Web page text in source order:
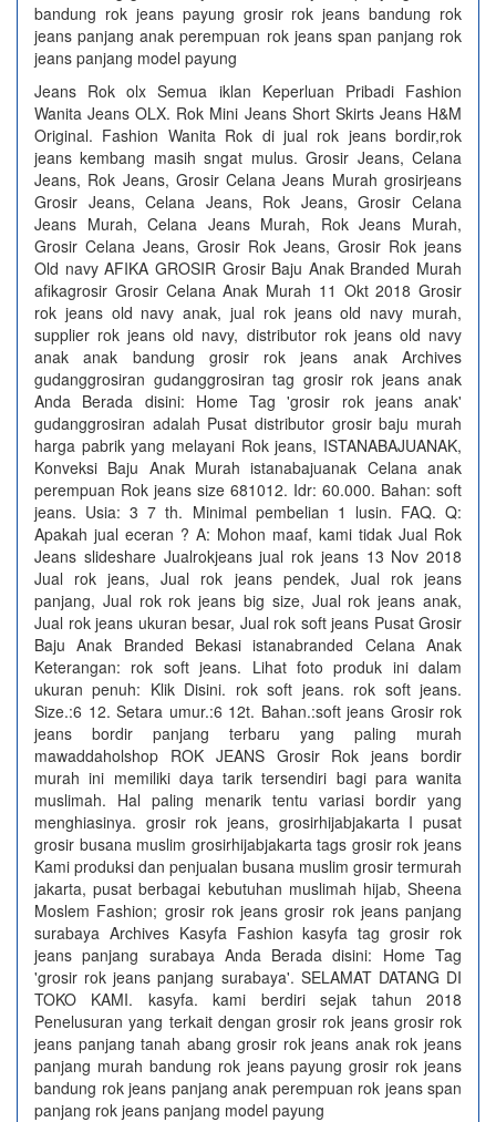
bandung rok jeans payung grosir rok jeans bandung rok
jeans panjang anak perempuan rok jeans span panjang rok
jeans panjang model payung
Jeans Rok olx Semua iklan Keperluan Pribadi Fashion
Wanita Jeans OLX. Rok Mini Jeans Short Skirts Jeans H&M
Original. Fashion Wanita Rok di jual rok jeans bordir,rok
jeans kembang masih sngat mulus. Grosir Jeans, Celana
Jeans, Rok Jeans, Grosir Celana Jeans Murah grosirjeans
Grosir Jeans, Celana Jeans, Rok Jeans, Grosir Celana
Jeans Murah, Celana Jeans Murah, Rok Jeans Murah,
Grosir Celana Jeans, Grosir Rok Jeans, Grosir Rok jeans
Old navy AFIKA GROSIR Grosir Baju Anak Branded Murah
afikagrosir Grosir Celana Anak Murah 11 Okt 2018 Grosir
rok jeans old navy anak, jual rok jeans old navy murah,
supplier rok jeans old navy, distributor rok jeans old navy
anak anak bandung grosir rok jeans anak Archives
gudanggrosiran gudanggrosiran tag grosir rok jeans anak
Anda Berada disini: Home Tag 'grosir rok jeans anak'
gudanggrosiran adalah Pusat distributor grosir baju murah
harga pabrik yang melayani Rok jeans, ISTANABAJUANAK,
Konveksi Baju Anak Murah istanabajuanak Celana anak
perempuan Rok jeans size 681012. Idr: 60.000. Bahan: soft
jeans. Usia: 3 7 th. Minimal pembelian 1 lusin. FAQ. Q:
Apakah jual eceran ? A: Mohon maaf, kami tidak Jual Rok
Jeans slideshare Jualrokjeans jual rok jeans 13 Nov 2018
Jual rok jeans, Jual rok jeans pendek, Jual rok jeans
panjang, Jual rok rok jeans big size, Jual rok jeans anak,
Jual rok jeans ukuran besar, Jual rok soft jeans Pusat Grosir
Baju Anak Branded Bekasi istanabranded Celana Anak
Keterangan: rok soft jeans. Lihat foto produk ini dalam
ukuran penuh: Klik Disini. rok soft jeans. rok soft jeans.
Size.:6 12. Setara umur.:6 12t. Bahan.:soft jeans Grosir rok
jeans bordir panjang terbaru yang paling murah
mawaddaholshop ROK JEANS Grosir Rok jeans bordir
murah ini memiliki daya tarik tersendiri bagi para wanita
muslimah. Hal paling menarik tentu variasi bordir yang
menghiasinya. grosir rok jeans, grosirhijabjakarta I pusat
grosir busana muslim grosirhijabjakarta tags grosir rok jeans
Kami produksi dan penjualan busana muslim grosir termurah
jakarta, pusat berbagai kebutuhan muslimah hijab, Sheena
Moslem Fashion; grosir rok jeans grosir rok jeans panjang
surabaya Archives Kasyfa Fashion kasyfa tag grosir rok
jeans panjang surabaya Anda Berada disini: Home Tag
'grosir rok jeans panjang surabaya'. SELAMAT DATANG DI
TOKO KAMI. kasyfa. kami berdiri sejak tahun 2018
Penelusuran yang terkait dengan grosir rok jeans grosir rok
jeans panjang tanah abang grosir rok jeans anak rok jeans
panjang murah bandung rok jeans payung grosir rok jeans
bandung rok jeans panjang anak perempuan rok jeans span
panjang rok jeans panjang model payung